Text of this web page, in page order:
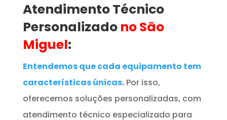
Atendimento Técnico
Personalizado no São
Miguel:
Entendemos que cada equipamento tem
características únicas.Por isso,
oferecemos soluções personalizadas, com
atendimento técnico especializado para